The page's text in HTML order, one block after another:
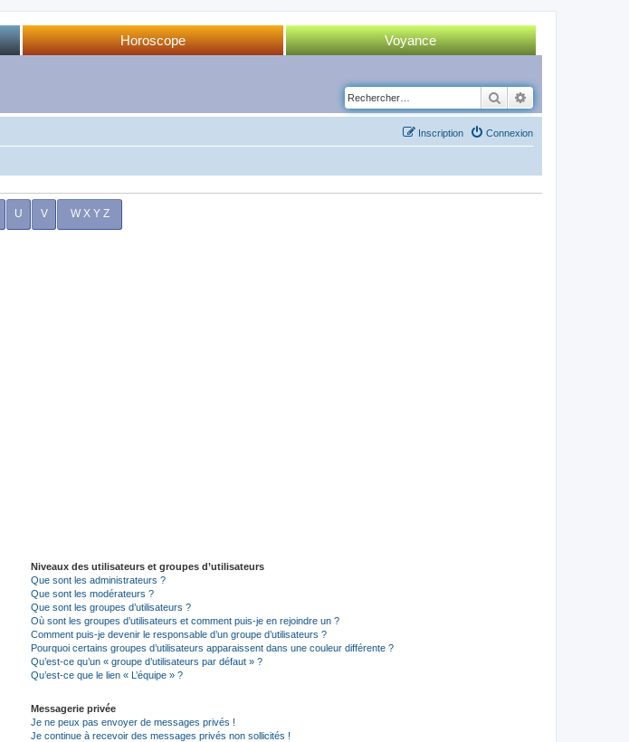
Horoscope
Voyance
Tirage Tarot
Rechercher
Connexion
Inscription
U V W X Y Z
Niveaux des utilisateurs et groupes d’utilisateurs
Que sont les administrateurs ?
Que sont les modérateurs ?
Que sont les groupes d’utilisateurs ?
Où sont les groupes d’utilisateurs et comment puis-je en rejoindre un ?
Comment puis-je devenir le responsable d’un groupe d’utilisateurs ?
Pourquoi certains groupes d’utilisateurs apparaissent dans une couleur différente ?
Qu’est-ce qu’un « groupe d’utilisateurs par défaut » ?
Qu’est-ce que le lien « L’équipe » ?
Messagerie privée
Je ne peux pas envoyer de messages privés !
Je continue à recevoir des messages privés non sollicités !